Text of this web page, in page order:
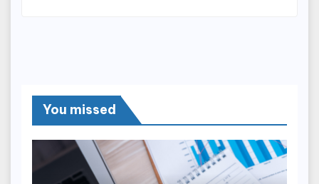
You missed